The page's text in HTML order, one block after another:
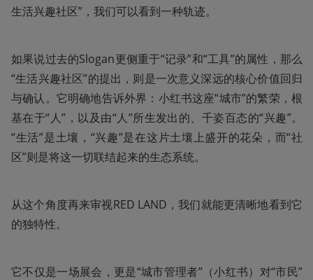
生活兴趣社区”，我们可以看到一种轨迹。
如果说过去的Slogan更侧重于“记录”和“工具”的属性，那么
“生活兴趣社区”的提出，则是一次意义深远的核心价值回归
与确认。它明确地告诉外界：小红书这座“城市”的繁荣，根
基在于“人”，以及由“人”所生发出的、千姿百态的“兴趣”。
“生活”是土壤，“兴趣”是在这片土壤上盛开的花朵，而“社
区”则是将这一切联结起来的生态系统。
从这个角度再来审视RED LAND，我们就能更清晰地看到它
的独特性。
它不仅是一场展会，更是“城市管理者”（小红书）对“市民”